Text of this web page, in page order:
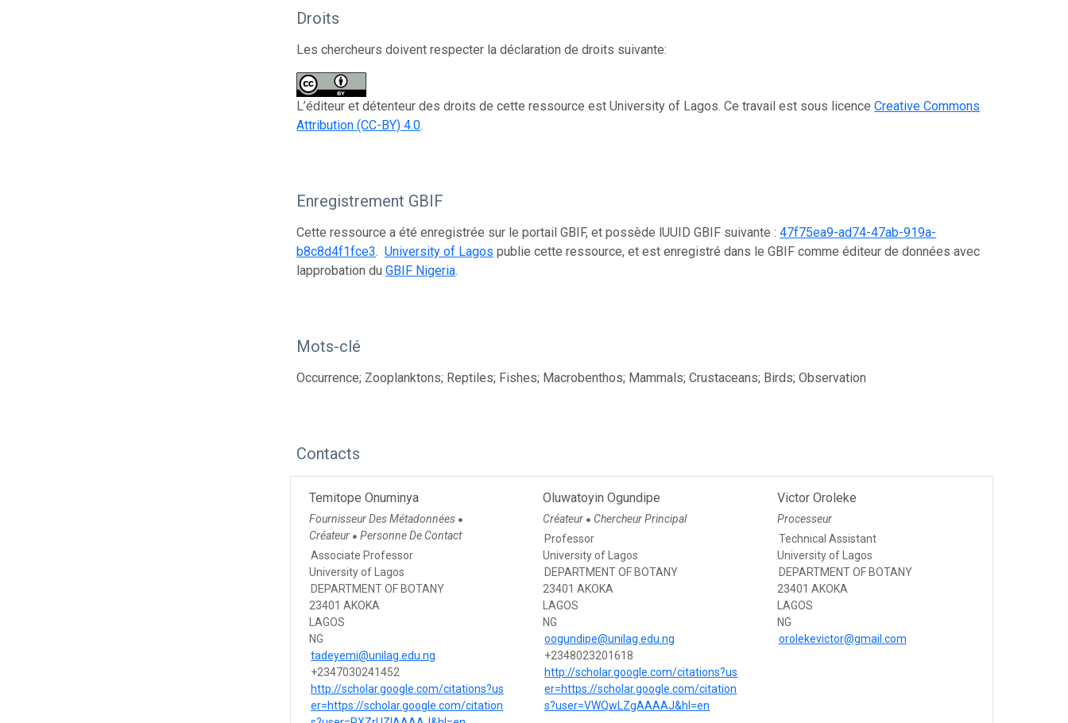
Droits
Les chercheurs doivent respecter la déclaration de droits suivante:
L’éditeur et détenteur des droits de cette ressource est University of Lagos. Ce travail est sous licenceCreative Commons
Attribution (CC-BY) 4.0.
Enregistrement GBIF
Cette ressource a été enregistrée sur le portail GBIF, et possède lUUID GBIF suivante :47f75ea9-ad74-47ab-919a-
b8c8d4f1fce3.University of Lagos publie cette ressource, et est enregistré dans le GBIF comme éditeur de données avec
lapprobation duGBIF Nigeria.
Mots-clé
Occurrence; Zooplanktons; Reptiles; Fishes; Macrobenthos; Mammals; Crustaceans; Birds; Observation
Contacts
Temitope Onuminya
Fournisseur Des Métadonnées ●
Créateur ● Personne De Contact
Associate Professor
University of Lagos
DEPARTMENT OF BOTANY
23401 AKOKA
LAGOS
NG
tadeyemi@unilag.edu.ng
+2347030241452
http://scholar.google.com/citations?us
er=https://scholar.google.com/citation
Oluwatoyin Ogundipe
Créateur ● Chercheur Principal
Professor
University of Lagos
DEPARTMENT OF BOTANY
23401 AKOKA
LAGOS
NG
oogundipe@unilag.edu.ng
+2348023201618
http://scholar.google.com/citations?us
er=https://scholar.google.com/citation
s?user=VWQwLZgAAAAJ&hl=en
Victor Oroleke
Processeur
Technical Assistant
University of Lagos
DEPARTMENT OF BOTANY
23401 AKOKA
LAGOS
NG
orolekevictor@gmail.com